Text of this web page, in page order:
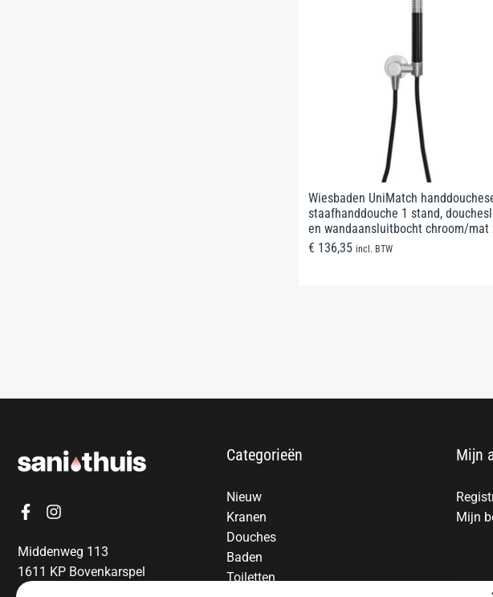
Wiesbaden UniMatch
staafhanddouche 1 stand,
en wandaansluitbocht chroom/mat
€ 136,35 incl. BTW
Middenweg 113
1611 KP Bovenkarspel
06-13850797
Categorieën
Nieuw
Kranen
Douches
Baden
Toiletten
Mijn
Mijn